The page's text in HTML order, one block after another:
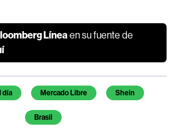
Líneaen su fuente de
día Mercado Libre Shein
Brasil